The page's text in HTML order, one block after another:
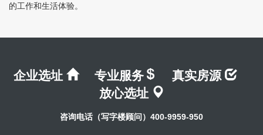
的工作和生活体验。
企业选址 专业服务
真实房源
放心选址
咨询电话（写字楼顾问）400-9959-950